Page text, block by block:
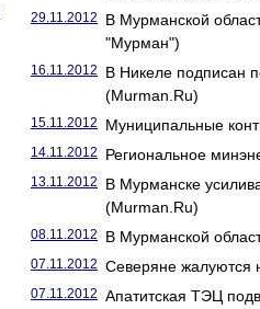
29.11.2012
В Мурманской
"Мурман")
16.11.2012
В Никеле подписан
(Murman.Ru)
15.11.2012 Муниципальные
14.11.2012 Региональное
13.11.2012
В Мурманске
(Murman.Ru)
08.11.2012 В Мурманской
07.11.2012 Северяне жалуются
07.11.2012 Апатитская ТЭЦ